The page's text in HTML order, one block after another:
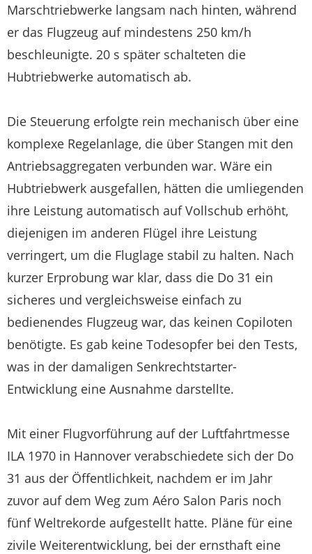
Marschtriebwerke langsam nach hinten, während
er das Flugzeug auf mindestens 250 km/h
beschleunigte. 20 s später schalteten die
Hubtriebwerke automatisch ab.
Die Steuerung erfolgte rein mechanisch über eine
komplexe Regelanlage, die über Stangen mit den
Antriebsaggregaten verbunden war. Wäre ein
Hubtriebwerk ausgefallen, hätten die umliegenden
ihre Leistung automatisch auf Vollschub erhöht,
diejenigen im anderen Flügel ihre Leistung
verringert, um die Fluglage stabil zu halten. Nach
kurzer Erprobung war klar, dass die Do 31 ein
sicheres und vergleichsweise einfach zu
bedienendes Flugzeug war, das keinen Copiloten
benötigte. Es gab keine Todesopfer bei den Tests,
was in der damaligen Senkrechtstarter-
Entwicklung eine Ausnahme darstellte.
Mit einer Flugvorführung auf der Luftfahrtmesse
ILA 1970 in Hannover verabschiedete sich der Do
31 aus der Öffentlichkeit, nachdem er im Jahr
zuvor auf dem Weg zum Aéro Salon Paris noch
fünf Weltrekorde aufgestellt hatte. Pläne für eine
zivile Weiterentwicklung, bei der ernsthaft eine